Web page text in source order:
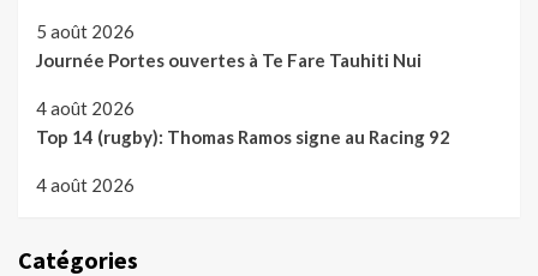
5 août 2026
Journée Portes ouvertes à Te Fare Tauhiti Nui
4 août 2026
Top 14 (rugby): Thomas Ramos signe au Racing 92
4 août 2026
Catégories